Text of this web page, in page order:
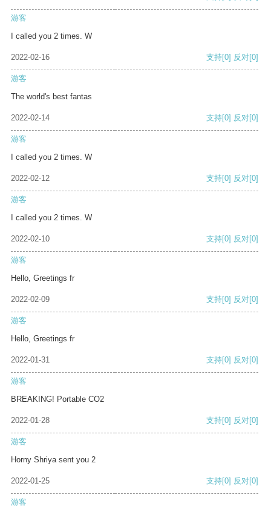
游客
I called you 2 times. W
2022-02-16 支持[0] 反对[0]
游客
The world's best fantas
2022-02-14 支持[0] 反对[0]
游客
I called you 2 times. W
2022-02-12 支持[0] 反对[0]
游客
I called you 2 times. W
2022-02-10 支持[0] 反对[0]
游客
Hello, Greetings fr
2022-02-09 支持[0] 反对[0]
游客
Hello, Greetings fr
2022-01-31 支持[0] 反对[0]
游客
BREAKING! Portable CO2
2022-01-28 支持[0] 反对[0]
游客
Horny Shriya sent you 2
2022-01-25 支持[0] 反对[0]
游客